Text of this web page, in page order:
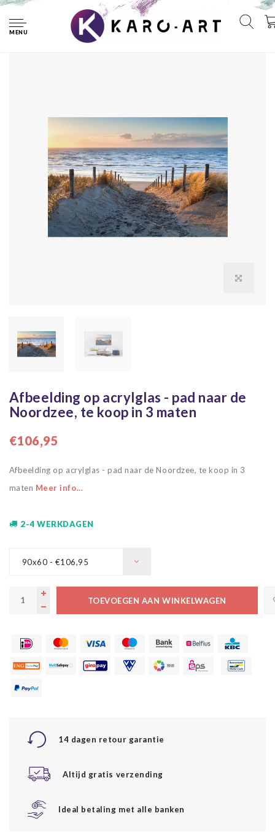
MENU
Afbeelding op acrylglas - pad naar de Noordzee, te koop in 3
maten
Afbeelding op acrylglas - pad naar de
Noordzee, te koop in 3 maten
€106,95
Afbeelding op acrylglas - pad naar de Noordzee, te koop in 3
maten Meer info...
2-4 WERKDAGEN
90x60 - €106,95
TOEVOEGEN AAN WINKELWAGEN
14 dagen retour garantie
Altijd gratis verzending
Ideal betaling met alle banken